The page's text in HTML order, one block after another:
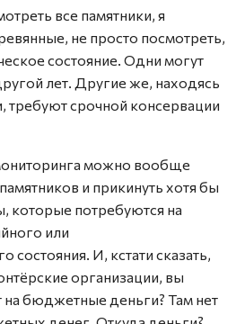
все памятники, я
не просто посмотреть,
состояние. Одни могут
лет. Другие же, находясь
требуют срочной консервации
можно вообще
и прикинуть хотя бы
которые потребуются на
или
состояния. И, кстати сказать,
организации, вы
на бюджетные деньги? Там нет